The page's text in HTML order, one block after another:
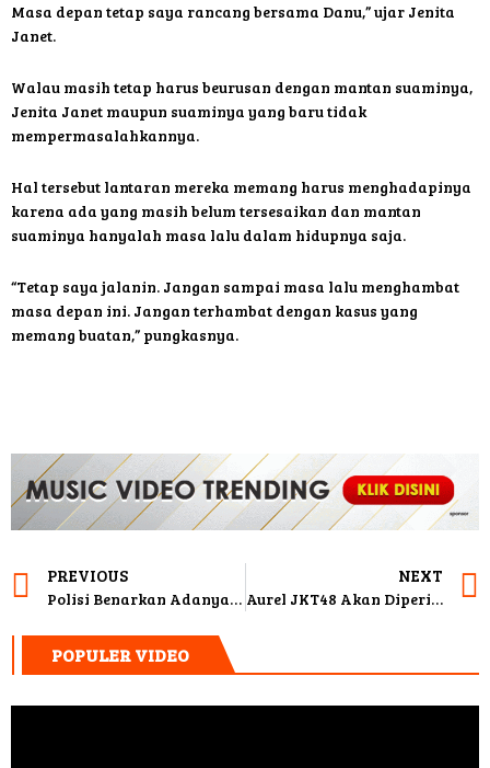
Masa depan tetap saya rancang bersama Danu,” ujar Jenita
Janet.
Walau masih tetap harus beurusan dengan mantan suaminya,
Jenita Janet maupun suaminya yang baru tidak
mempermasalahkannya.
Hal tersebut lantaran mereka memang harus menghadapinya
karena ada yang masih belum tersesaikan dan mantan
suaminya hanyalah masa lalu dalam hidupnya saja.
“Tetap saya jalanin. Jangan sampai masa lalu menghambat
masa depan ini. Jangan terhambat dengan kasus yang
memang buatan,” pungkasnya.
PREVIOUS
Polisi Benarkan Adanya Laporan Soal Pelecehan Aurel JKT48
NEXT
Aurel JKT48 Akan Diperiksa Terkait Tindak Pelecehan
POPULER VIDEO